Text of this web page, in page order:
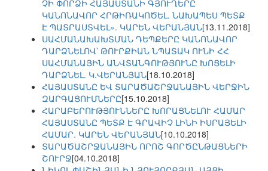
ՉԻ ՓՈՐՁԻ ՀԱՅԱՍՏԱՆԻ ԳՅՈՒՂԵՐԸ
ԿԱՆՈՆԱՎՈՐ ՀՐԹԻՌԱԿՈԾԵԼ. ՆԱԽԱՊԵՍ ՊԵՏՔ
Է ՊԱՏՐԱՍՏՎԵԼ». ԿԱՐԵՆ ՎԵՐԱՆՅԱՆ[13.11.2018]
ՍԱՀՄԱՆԱԽԱԽՏՄԱՆ ԴԵՊՔԵՐԸ ԿԱՆՈՆԱՎՈՐ
ԴԱՐՁՆԵԼՈՎ՝ ԹՈՒՐՔԻԱՆ ՆՊԱՏԱԿ ՈՒՆԻ ՀՀ
ՍԱՀՄԱՆԱՅԻՆ ԱՆՎՏԱՆԳՈՒԹՅՈՒՆԸ ԽՈՑԵԼԻ
ԴԱՐՁՆԵԼ. Կ.ՎԵՐԱՆՅԱՆ[18.10.2018]
ՀԱՅԱՍՏԱՆԸ ԵՎ ՏԱՐԱԾԱՇՐՋԱՆԱՅԻՆ ՎԵՐՋԻՆ
ԶԱՐԳԱՑՈՒՄՆԵՐԸ[15.10.2018]
ՀԱՐԱԲԵՐՈՒԹՅՈՒՆՆԵՐԸ ԽՈՐԱՑՆԵԼՈՒ ՀԱՄԱՐ
ՀԱՅԱՍՏԱՆԸ ՊԵՏՔ Է ԳՐԱՎԻՉ ԼԻՆԻ ԻՍՐԱՅԵԼԻ
ՀԱՄԱՐ. ԿԱՐԵՆ ՎԵՐԱՆՅԱՆ[10.10.2018]
ՏԱՐԱԾԱՇՐՋԱՆԱՅԻՆ ՈՐՈՇ ԳՈՐԾԸՆԹԱՑՆԵՐԻ
ՇՈՒՐՋ[04.10.2018]